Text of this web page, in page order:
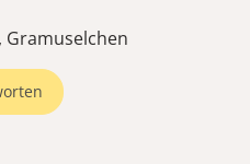
Gramuselchen